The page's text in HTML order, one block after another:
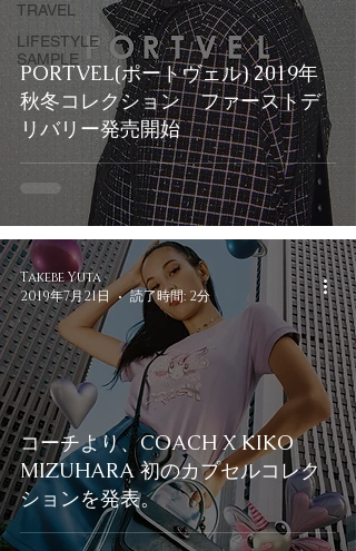
TRAVEL
LIFESTYLE
SAMPLE
PORTVEL(ポートヴェル) 2019年
秋冬コレクション ファーストデ
リバリー発売開始
コーチより、COACH X KIKO
MIZUHARA 初のカプセルコレク
ションを発表。
Takebe Yuta
2019年7月21日
読了時間: 2分